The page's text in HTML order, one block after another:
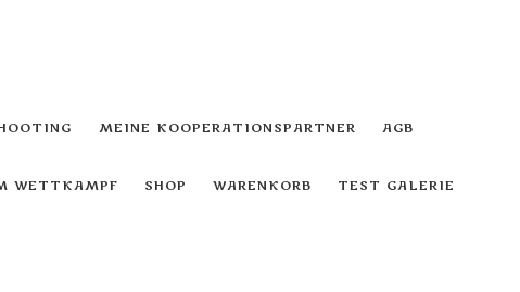
MEINE KOOPERATIONSPARTNER AGB
WETTKAMPF SHOP WARENKORB TEST GALERIE